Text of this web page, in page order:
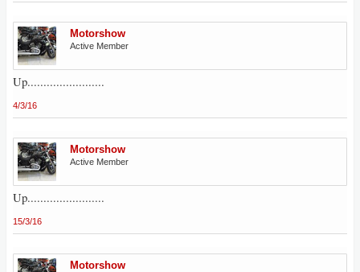
Motorshow
Active Member
Up........................
4/3/16
Motorshow
Active Member
Up........................
15/3/16
Motorshow